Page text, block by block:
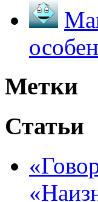
Метки
Статьи